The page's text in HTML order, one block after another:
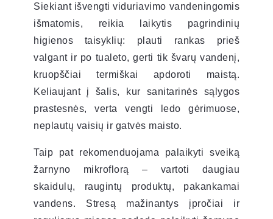
Siekiant išvengti viduriavimo vandeningomis
išmatomis, reikia laikytis pagrindinių
higienos taisyklių: plauti rankas prieš
valgant ir po tualeto, gerti tik švarų vandenį,
kruopščiai termiškai apdoroti maistą.
Keliaujant į šalis, kur sanitarinės sąlygos
prastesnės, verta vengti ledo gėrimuose,
neplautų vaisių ir gatvės maisto.
Taip pat rekomenduojama palaikyti sveiką
žarnyno mikroflorą – vartoti daugiau
skaidulų, raugintų produktų, pakankamai
vandens. Stresą mažinantys įpročiai ir